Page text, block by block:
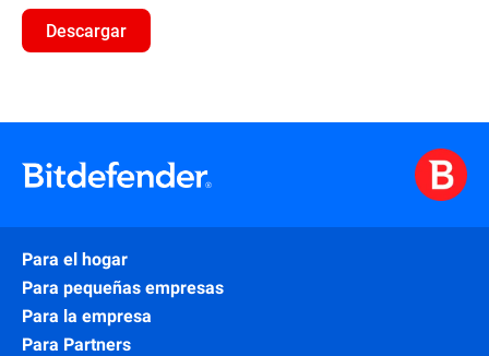
Descargar
Para el hogar
Para pequeñas empresas
Para la empresa
Para Partners